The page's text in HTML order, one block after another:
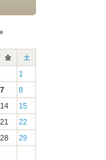
金 土
1
7
8
14
15
21
22
28
29